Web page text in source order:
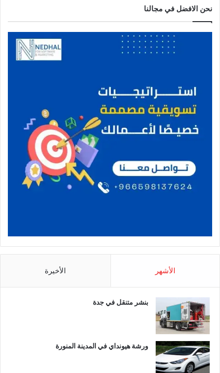
نحن الافضل في مجالنا
الأشهر الأخيرة
بنشر متنقل في جدة
ورشة هيونداي في المدينة المنورة